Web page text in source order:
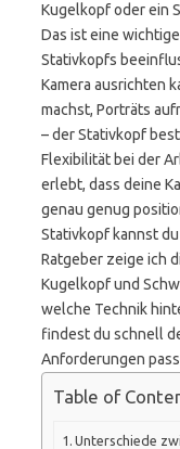
Kugelkopf oder ein
Das ist eine
Stativkopfs
Kamera ausrichten
machst, Porträts
– der Stativkopf
Flexibilität bei der
erlebt, dass deine
genau genug
Stativkopf kannst
Ratgeber zeige ich
Kugelkopf und
welche Technik
findest du schnell
Anforderungen
Table of
Unterschiede